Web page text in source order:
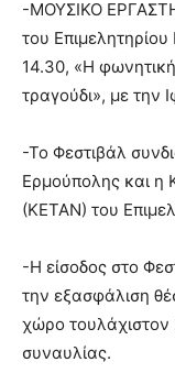
-ΜΟΥΣΙΚΟ
του
14.30, «Η
τραγούδι», με την
-Το Φεστιβάλ
Ερμούπολης και η
(ΚΕΤΑΝ) του
-Η είσοδος στο
την εξασφάλιση
χώρο τουλάχιστον
συναυλίας.